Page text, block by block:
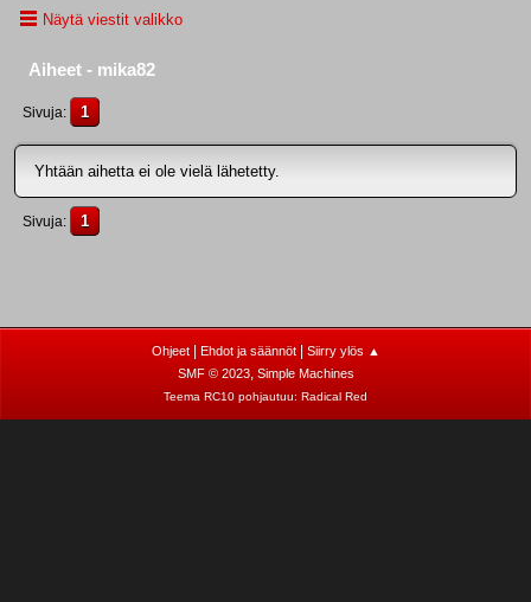
Näytä viestit valikko
Aiheet - mika82
Sivuja 1
Yhtään aihetta ei ole vielä lähetetty.
Sivuja 1
Ohjeet| Ehdot ja säännöt|
Siirry ylös ▲
SMF © 2023, Simple Machines
Teema RC10 pohjautuu: Radical Red